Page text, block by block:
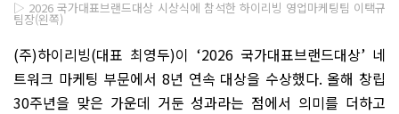
▷ 2026 국가대표브랜드대상 시상식에 참석한 하이리빙 영업마케팅팀 이택규
팀장(왼쪽)
(주)하이리빙(대표 최영두)이 ‘2026 국가대표브랜드대상’ 네
트워크 마케팅 부문에서 8년 연속 대상을 수상했다. 올해 창립
30주년을 맞은 가운데 거둔 성과라는 점에서 의미를 더하고